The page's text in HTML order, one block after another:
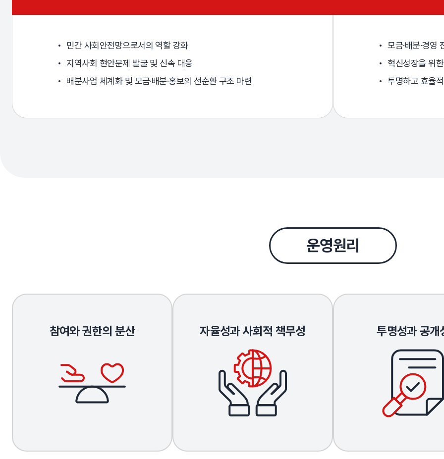
민간 사회안전망으로서의 역할 강화
지역사회 현안문제 발굴 및 신속 대응
배분사업 체계화 및 모금·배분·홍보의 선순환 구조 마련
모금·배분·경영
혁신성장을 위
투명하고 효율
운영원리
참여와 권한의 분산 자율성과 사회적 책무성 투명성과 공개